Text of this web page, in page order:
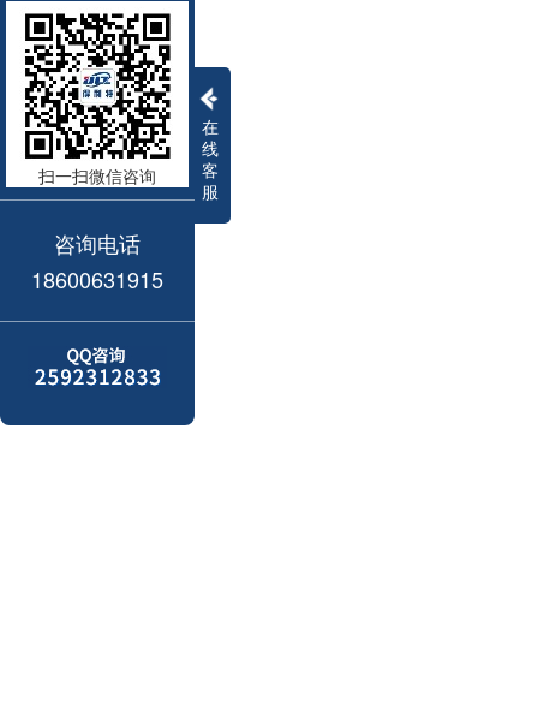
在
线
客
服
扫一扫微信咨询
咨询电话
18600631915